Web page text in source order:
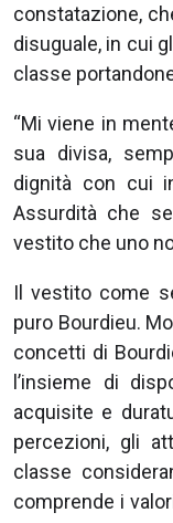
constatazione,
disuguale, in cui
classe
“Mi viene in
sua divisa,
dignità con cui
Assurdità che
vestito che uno
Il vestito come
puro Bourdieu.
concetti di
l’insieme di
acquisite e
percezioni, gli
classe
comprende i